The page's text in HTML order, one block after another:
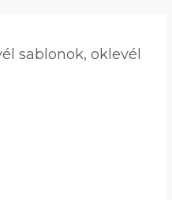
sablonok, oklevél